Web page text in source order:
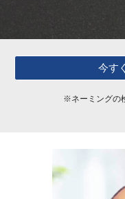
今す
※ネーミングの